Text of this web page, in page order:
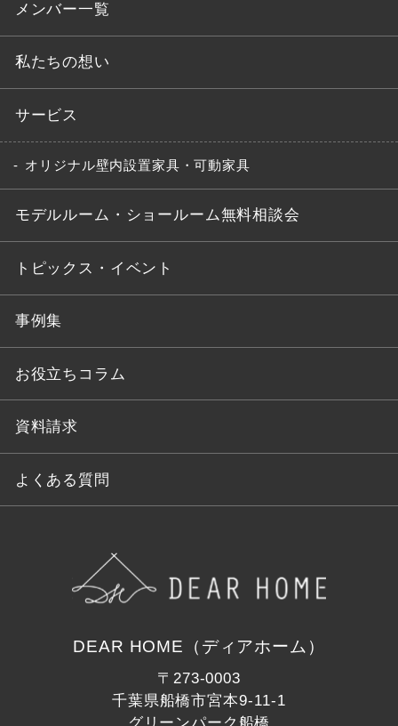
メンバー一覧
私たちの想い
サービス
オリジナル壁内設置家具・可動家具
モデルルーム・ショールーム無料相談会
トピックス・イベント
事例集
お役立ちコラム
資料請求
よくある質問
DEAR HOME（ディアホーム）
〒273-0003
千葉県船橋市宮本9-11-1